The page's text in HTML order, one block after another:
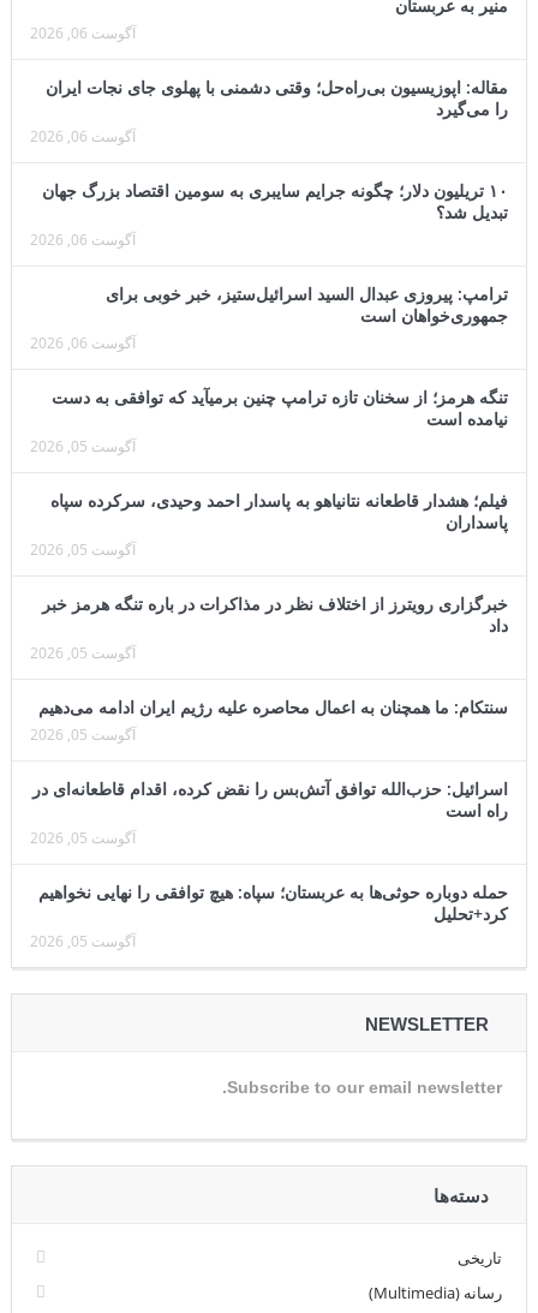
منیر به عربستان
آگوست 06, 2026
مقاله: اپوزیسیون بی‌راه‌حل؛ وقتی دشمنی با پهلوی جای نجات ایران
را می‌گیرد
آگوست 06, 2026
۱۰ تریلیون دلار؛ چگونه جرایم سایبری به سومین اقتصاد بزرگ جهان
تبدیل شد؟
آگوست 06, 2026
ترامپ: پیروزی عبدال السید اسرائیل‌ستیز، خبر خوبی برای
جمهوری‌خواهان است
آگوست 06, 2026
تنگه هرمز؛ از سخنان تازه ترامپ چنین برمیآید که توافقی به دست
نیامده است
آگوست 05, 2026
فیلم؛ هشدار قاطعانه نتانیاهو به پاسدار احمد وحیدی، سرکرده سپاه
پاسداران
آگوست 05, 2026
خبرگزاری رویترز از اختلاف نظر در مذاکرات در باره تنگه هرمز خبر
داد
آگوست 05, 2026
سنتکام: ما همچنان به اعمال محاصره علیه رژیم ایران ادامه می‌دهیم
آگوست 05, 2026
اسرائیل: حزب‌الله توافق آتش‌بس را نقض کرده، اقدام قاطعانه‌ای در
راه است
آگوست 05, 2026
حمله دوباره حوثی‌ها به عربستان؛ سپاه: هیچ توافقی را نهایی نخواهیم
کرد+تحلیل
آگوست 05, 2026
NEWSLETTER
Subscribe to our email newsletter.
دسته‌ها
تاریخی
رسانه (Multimedia)